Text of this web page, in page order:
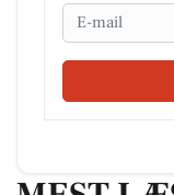
Email